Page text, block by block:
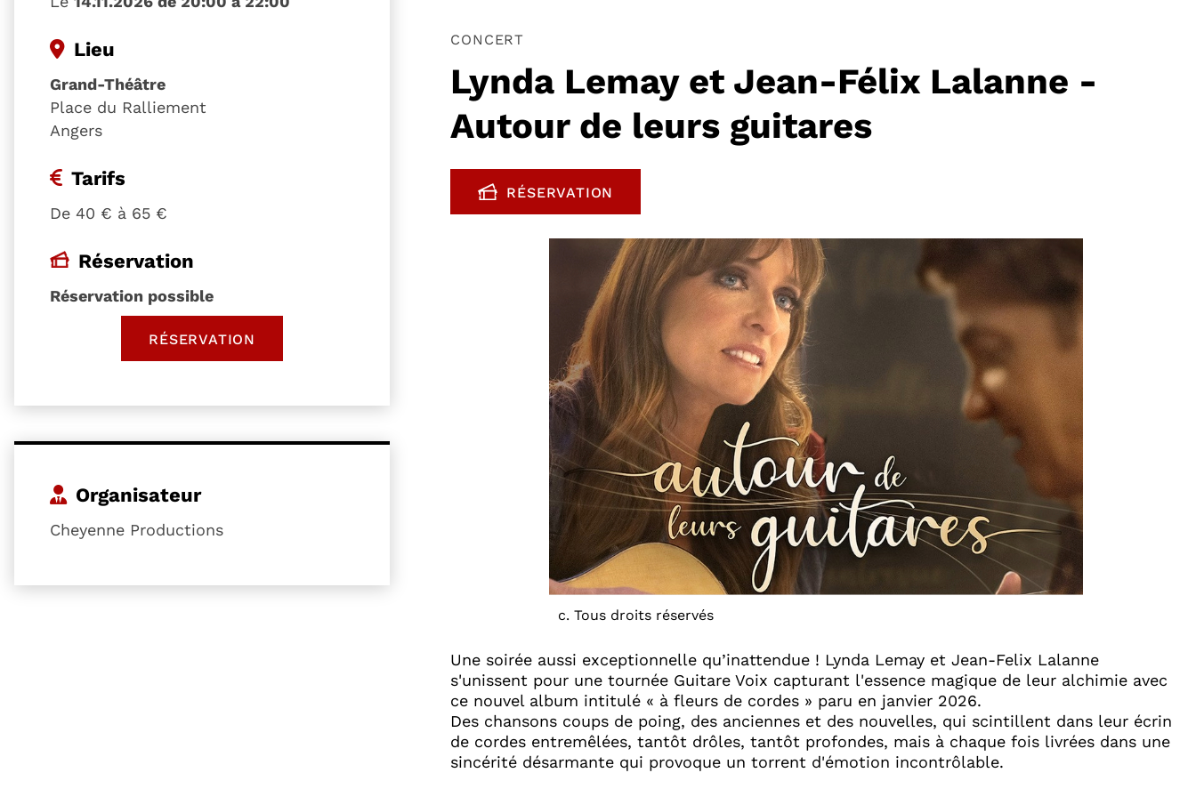
CONCERT
Lynda Lemay et Jean-Félix Lalanne -
Autour de leurs guitares
RÉSERVATION
, OUVRE UNE NOUVELLE FENÊTRE
c. Tous droits réservés
Une soirée aussi exceptionnelle qu’inattendue ! Lynda Lemay et Jean-Felix Lalanne
s'unissent pour une tournée Guitare Voix capturant l'essence magique de leur alchimie avec
ce nouvel album intitulé « à fleurs de cordes » paru en janvier 2026.
Des chansons coups de poing, des anciennes et des nouvelles, qui scintillent dans leur écrin
de cordes entremêlées, tantôt drôles, tantôt profondes, mais à chaque fois livrées dans une
sincérité désarmante qui provoque un torrent d'émotion incontrôlable.
Lieu
Grand-Théâtre
Place du Ralliement
Angers
Tarifs
De 40 € à 65 €
Réservation
Réservation possible
RÉSERVATION, OUVRE UNE NOUVELLE FENÊTRE
Organisateur
Cheyenne Productions